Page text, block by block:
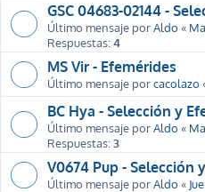
GSC 04683-02144 -
Último mensaje porAldo «
Respuestas:4
MS Vir - Efemérides
Último mensaje porcacolazo
BC Hya - Selección y
Último mensaje porAldo «
Respuestas:3
V0674 Pup - Selección
Último mensaje porAldo «